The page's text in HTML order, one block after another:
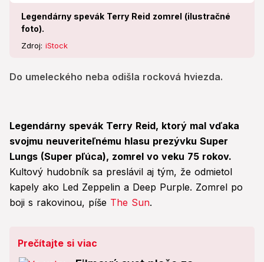
Legendárny spevák Terry Reid zomrel (ilustračné
foto).
Zdroj: iStock
Do umeleckého neba odišla rocková hviezda.
Legendárny spevák Terry Reid, ktorý mal vďaka
svojmu neuveriteľnému hlasu prezývku Super
Lungs (Super pľúca), zomrel vo veku 75 rokov.
Kultový hudobník sa preslávil aj tým, že odmietol
kapely ako Led Zeppelin a Deep Purple. Zomrel po
boji s rakovinou, píše The Sun.
Prečítajte si viac